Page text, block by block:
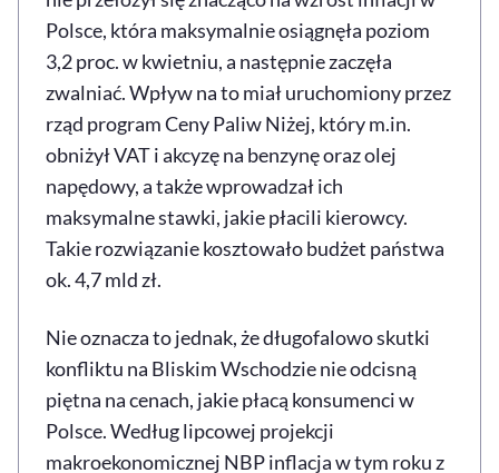
Polsce, która maksymalnie osiągnęła poziom
3,2 proc. w kwietniu, a następnie zaczęła
zwalniać. Wpływ na to miał uruchomiony przez
rząd program Ceny Paliw Niżej, który m.in.
obniżył VAT i akcyzę na benzynę oraz olej
napędowy, a także wprowadzał ich
maksymalne stawki, jakie płacili kierowcy.
Takie rozwiązanie kosztowało budżet państwa
ok. 4,7 mld zł.
Nie oznacza to jednak, że długofalowo skutki
konfliktu na Bliskim Wschodzie nie odcisną
piętna na cenach, jakie płacą konsumenci w
Polsce. Według lipcowej projekcji
makroekonomicznej NBP inflacja w tym roku z